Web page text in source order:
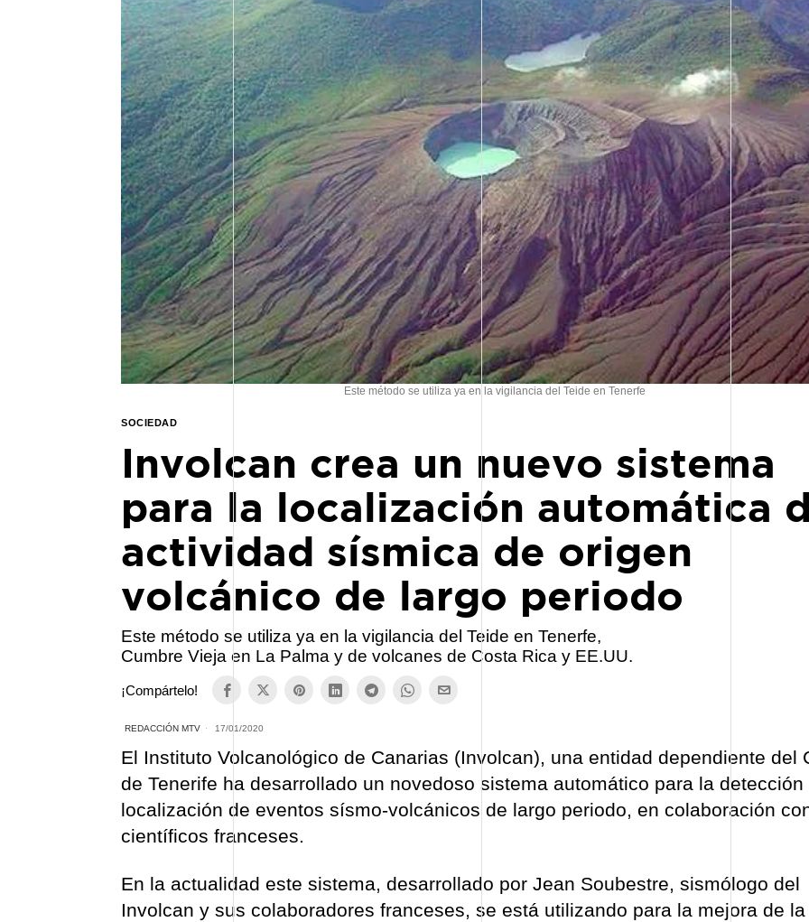
Este método se utiliza ya en la vigilancia del Teide en Tenerfe
SOCIEDAD
Involcan crea un nuevo sistema
para la localización automática
actividad sísmica de origen
volcánico de largo periodo
Este método se utiliza ya en la vigilancia del Teide en Tenerfe,
Cumbre Vieja en La Palma y de volcanes de Costa Rica y EE.UU.
¡Compártelo!
REDACCIÓN MTV 17/01/2020
El Instituto Volcanológico de Canarias (Involcan), una entidad dependiente del
de Tenerife ha desarrollado un novedoso sistema automático para la detección
localización de eventos sísmo-volcánicos de largo periodo, en colaboración
científicos franceses.
En la actualidad este sistema, desarrollado por Jean Soubestre, sismólogo del
Involcan y sus colaboradores franceses, se está utilizando para la mejora de la